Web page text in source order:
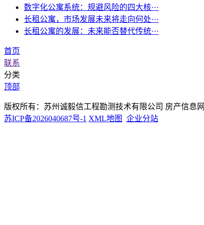
数字化公寓系统：规避风险的四大核···
长租公寓，市场发展未来将走向何处···
长租公寓的发展：未来能否替代传统···
首页
联系
分类
顶部
版权所有：苏州诚毅信工程勘测技术有限公司 房产信息网
苏ICP备2026040687号-1 XML地图 企业分站